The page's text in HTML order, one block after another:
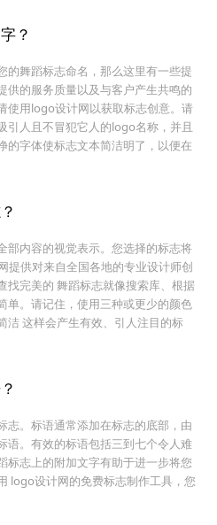
？
的舞蹈标志命名，那么这里有一些提
供的服务质量以及与客户产生共鸣的
使用logo设计网以获取标志创意。请
引人且不冒犯它人的logo名称，并且
的字体使标志文本简洁明了，以便在
部内容的视觉表示。您选择的标志将
提供对来自全国各地的专业设计师创
找完美的 舞蹈标志就像搜索库、根据
单。请记住，使用三种或更少的颜色
洁 这样会产生有效、引人注目的标
志。标语通常添加在标志的底部，由
语。有效的标语包括三到七个令人难
标志上的附加文字有助于进一步将您
logo设计网的免费标志制作工具，您